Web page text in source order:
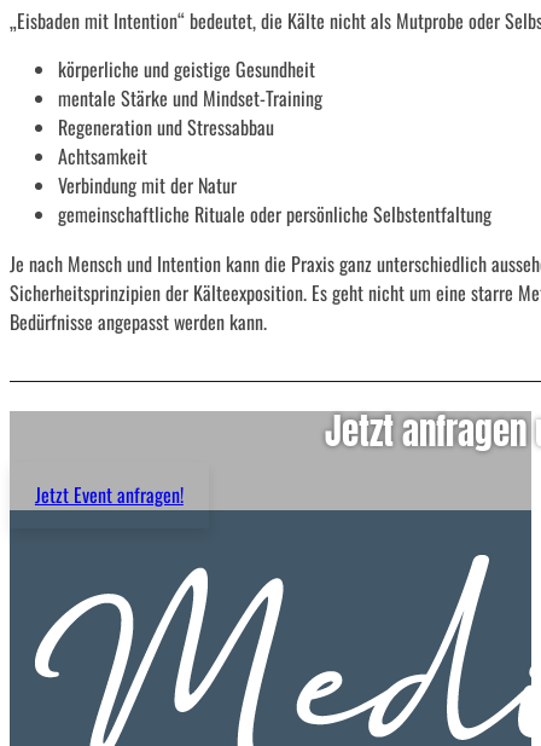
„Eisbaden mit Intention“ bedeutet, die Kälte nicht als Mutprobe oder
körperliche und geistige Gesundheit
mentale Stärke und Mindset-Training
Regeneration und Stressabbau
Achtsamkeit
Verbindung mit der Natur
gemeinschaftliche Rituale oder persönliche Selbstentfaltung
Je nach Mensch und Intention kann die Praxis ganz unterschiedlich
Sicherheitsprinzipien der Kälteexposition. Es geht nicht um eine starre
Bedürfnisse angepasst werden kann.
Jetzt anfragen
Jetzt Event anfragen!